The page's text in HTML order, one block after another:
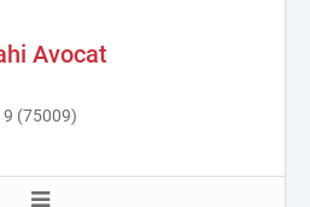
Avocat
9 (75009)